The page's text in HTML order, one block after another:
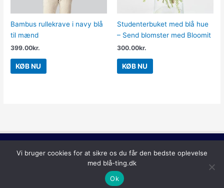
Bambus rullekrave i navy blå
til mænd
399.00kr.
KØB NU
Studenterbuket med blå hue
– Send blomster med Bloomit
300.00kr.
KØB NU
Copyright © 2026 Blå Ting
Vi bruger cookies for at sikre os du får den bedste oplevelse
med blå-ting.dk
Ok